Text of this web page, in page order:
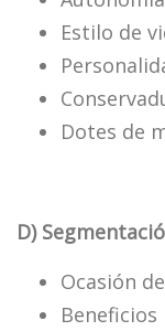
Estilo de
Dotes de
D)
Ocasión
Beneficios